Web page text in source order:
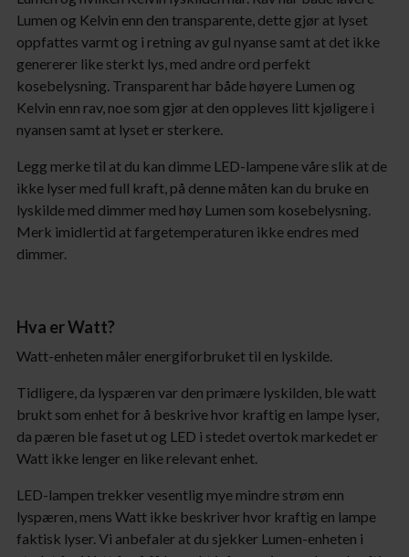
Lumen og Kelvin enn den transparente, dette gjør at lyset
oppfattes varmt og i retning av gul nyanse samt at det ikke
genererer like sterkt lys, med andre ord perfekt
kosebelysning. Transparent har både høyere Lumen og
Kelvin enn rav, noe som gjør at den oppleves litt kjøligere i
nyansen samt at lyset er sterkere.
Legg merke til at du kan dimme LED-lampene våre slik at de
ikke lyser med full kraft, på denne måten kan du bruke en
lyskilde med dimmer med høy Lumen som kosebelysning.
Merk imidlertid at fargetemperaturen ikke endres med
dimmer.
Hva er Watt?
Watt-enheten måler energiforbruket til en lyskilde.
Tidligere, da lyspæren var den primære lyskilden, ble watt
brukt som enhet for å beskrive hvor kraftig en lampe lyser,
da pæren ble faset ut og LED i stedet overtok markedet er
Watt ikke lenger en like relevant enhet.
LED-lampen trekker vesentlig mye mindre strøm enn
lyspæren, mens Watt ikke beskriver hvor kraftig en lampe
faktisk lyser. Vi anbefaler at du sjekker Lumen-enheten i